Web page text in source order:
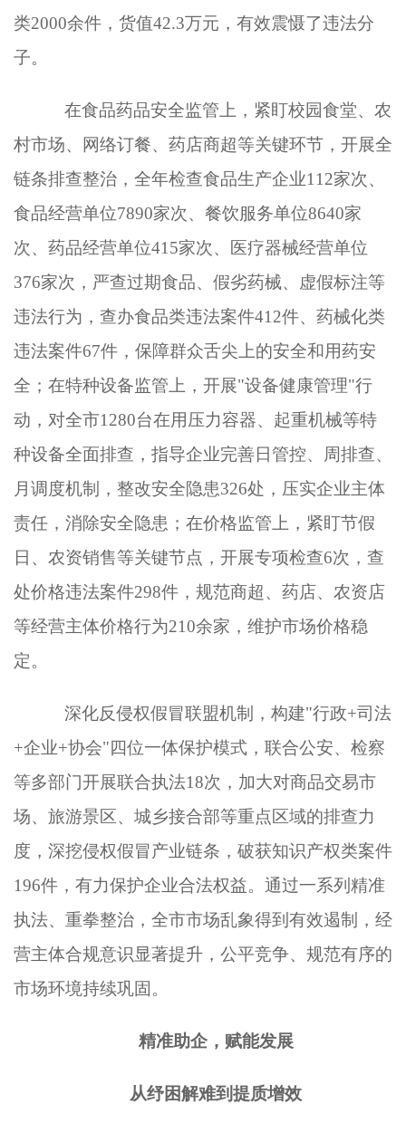
类2000余件，货值42.3万元，有效震慑了违法分
子。
在食品药品安全监管上，紧盯校园食堂、农
村市场、网络订餐、药店商超等关键环节，开展全
链条排查整治，全年检查食品生产企业112家次、
食品经营单位7890家次、餐饮服务单位8640家
次、药品经营单位415家次、医疗器械经营单位
376家次，严查过期食品、假劣药械、虚假标注等
违法行为，查办食品类违法案件412件、药械化类
违法案件67件，保障群众舌尖上的安全和用药安
全；在特种设备监管上，开展"设备健康管理"行
动，对全市1280台在用压力容器、起重机械等特
种设备全面排查，指导企业完善日管控、周排查、
月调度机制，整改安全隐患326处，压实企业主体
责任，消除安全隐患；在价格监管上，紧盯节假
日、农资销售等关键节点，开展专项检查6次，查
处价格违法案件298件，规范商超、药店、农资店
等经营主体价格行为210余家，维护市场价格稳
定。
深化反侵权假冒联盟机制，构建"行政+司法
+企业+协会"四位一体保护模式，联合公安、检察
等多部门开展联合执法18次，加大对商品交易市
场、旅游景区、城乡接合部等重点区域的排查力
度，深挖侵权假冒产业链条，破获知识产权类案件
196件，有力保护企业合法权益。通过一系列精准
执法、重拳整治，全市市场乱象得到有效遏制，经
营主体合规意识显著提升，公平竞争、规范有序的
市场环境持续巩固。
精准助企，赋能发展
从纾困解难到提质增效